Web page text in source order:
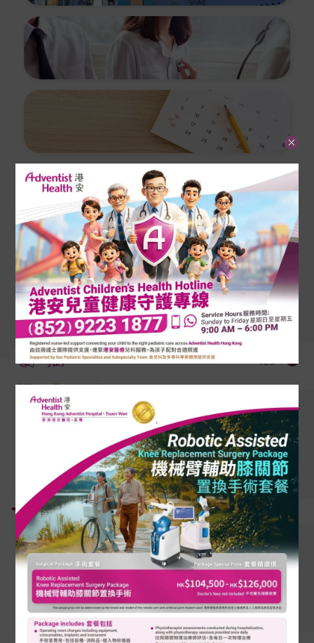
设施
预约服务
服务收费
病人须知
推广
产科限时优惠：喜迎新生命，把爱更好
2026年8月1日
机械臂辅助膝关节置换手术
2026年6月9日